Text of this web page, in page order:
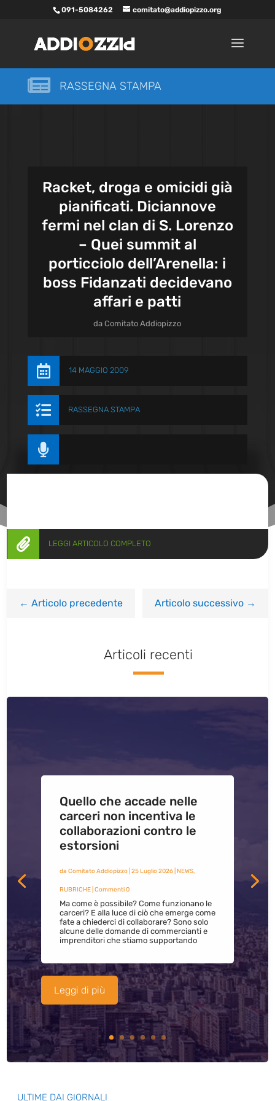
091-5084262 comitato@addiopizzo.org
 RASSEGNA STAMPA
Racket, droga e omicidi già
pianificati. Diciannove
fermi nel clan di S. Lorenzo
– Quei summit al
porticciolo dell’Arenella: i
boss Fidanzati decidevano
affari e patti
daComitato Addiopizzo
 14 MAGGIO 2009
 RASSEGNA STAMPA

 LEGGI ARTICOLO COMPLETO
←Articolo precedente Articolo successivo→
Articoli recenti
Quello che accade nelle
carceri non incentiva le
collaborazioni contro le
estorsioni
da Comitato Addiopizzo| 25 Luglio 2026| NEWS,
RUBRICHE| Commenti 0
Ma come è possibile? Come funzionano le
carceri? E alla luce di ciò che emerge come
fate a chiederci di collaborare? Sono solo
alcune delle domande di commercianti e
imprenditori che stiamo supportando
Leggi di più
ULTIME DAI GIORNALI